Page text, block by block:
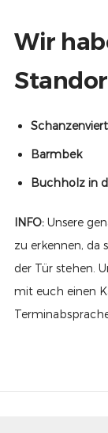
Wir
Barmbek
Buchholz in
INFO: Unsere
zu erkennen, da
der Tür stehen.
mit euch einen